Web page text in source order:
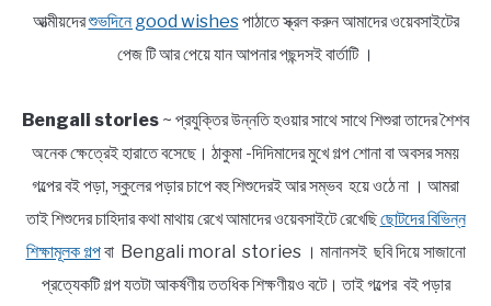
আত্মীয়দেরশুভদিনে good wishesপাঠাতে স্ক্রল করুন আমাদের ওয়েবসাইটের
পেজ টি আর পেয়ে যান আপনার পছন্দসই বার্তাটি ।
Bengali stories ~ প্রযুক্তির উন্নতি হওয়ার সাথে সাথে শিশুরা তাদের শৈশব
অনেক ক্ষেত্রেই হারাতে বসেছে। ঠাকুমা -দিদিমাদের মুখে গল্প শোনা বা অবসর সময়
গল্পের বই পড়া, স্কুলের পড়ার চাপে বহু শিশুদেরই আর সম্ভব হয়ে ওঠে না । আমরা
তাই শিশুদের চাহিদার কথা মাথায় রেখে আমাদের ওয়েবসাইটে রেখেছিছোটদের বিভিন্ন
শিক্ষামূলক গল্পবা Bengali moral stories । মানানসই ছবি দিয়ে সাজানো
প্রত্যেকটি গল্প যতটা আকর্ষণীয় ততধিক শিক্ষণীয়ও বটে। তাই গল্পের বই পড়ার